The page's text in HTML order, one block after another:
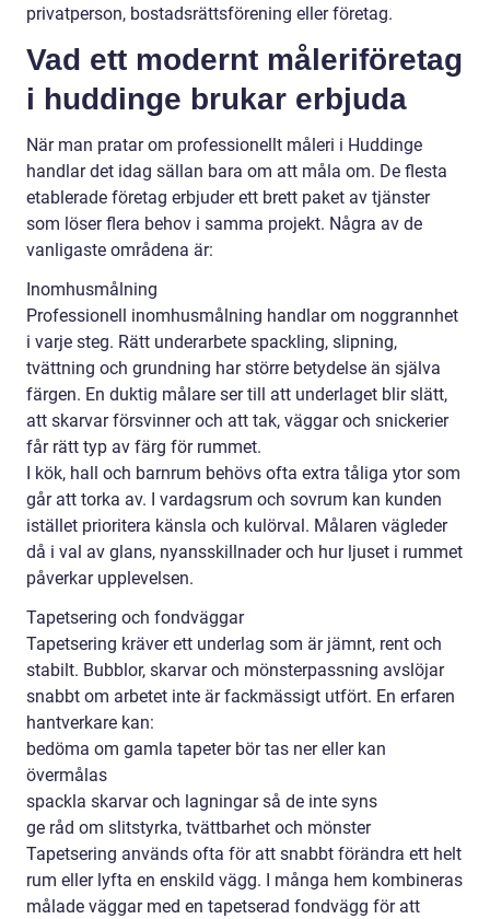
privatperson, bostadsrättsförening eller företag.
Vad ett modernt måleriföretag
i huddinge brukar erbjuda
När man pratar om professionellt måleri i Huddinge
handlar det idag sällan bara om att måla om. De flesta
etablerade företag erbjuder ett brett paket av tjänster
som löser flera behov i samma projekt. Några av de
vanligaste områdena är:
Inomhusmålning
Professionell inomhusmålning handlar om noggrannhet
i varje steg. Rätt underarbete spackling, slipning,
tvättning och grundning har större betydelse än själva
färgen. En duktig målare ser till att underlaget blir slätt,
att skarvar försvinner och att tak, väggar och snickerier
får rätt typ av färg för rummet.
I kök, hall och barnrum behövs ofta extra tåliga ytor som
går att torka av. I vardagsrum och sovrum kan kunden
istället prioritera känsla och kulörval. Målaren vägleder
då i val av glans, nyansskillnader och hur ljuset i rummet
påverkar upplevelsen.
Tapetsering och fondväggar
Tapetsering kräver ett underlag som är jämnt, rent och
stabilt. Bubblor, skarvar och mönsterpassning avslöjar
snabbt om arbetet inte är fackmässigt utfört. En erfaren
hantverkare kan:
bedöma om gamla tapeter bör tas ner eller kan
övermålas
spackla skarvar och lagningar så de inte syns
ge råd om slitstyrka, tvättbarhet och mönster
Tapetsering används ofta för att snabbt förändra ett helt
rum eller lyfta en enskild vägg. I många hem kombineras
målade väggar med en tapetserad fondvägg för att